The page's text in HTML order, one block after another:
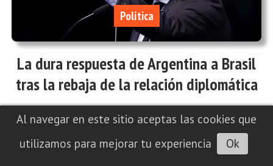
La dura respuesta de Argentina a Brasil
tras la rebaja de la relación diplomática
INFOtec 4.0
Política
05/08/2026
Al navegar en este sitio aceptas las cookies que
utilizamos para mejorar tu experiencia
Ok